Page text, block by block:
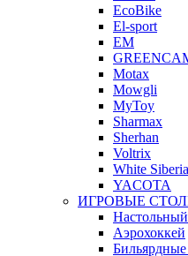
EcoBike
El-sport
EM
Motax
Mowgli
MyToy
Sharmax
Sherhan
Voltrix
White Siberia
YACOTA
ИГРОВЫЕ
Аэрохоккей